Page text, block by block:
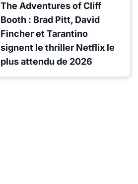
The Adventures of Cliff
Booth : Brad Pitt, David
Fincher et Tarantino
signent le thriller Netflix le
plus attendu de 2026